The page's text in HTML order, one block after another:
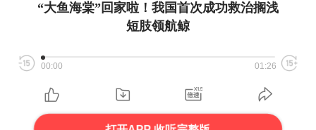
“大鱼海棠”回家啦！我国首次成功救治搁浅
短肢领航鲸
00:00 01:26